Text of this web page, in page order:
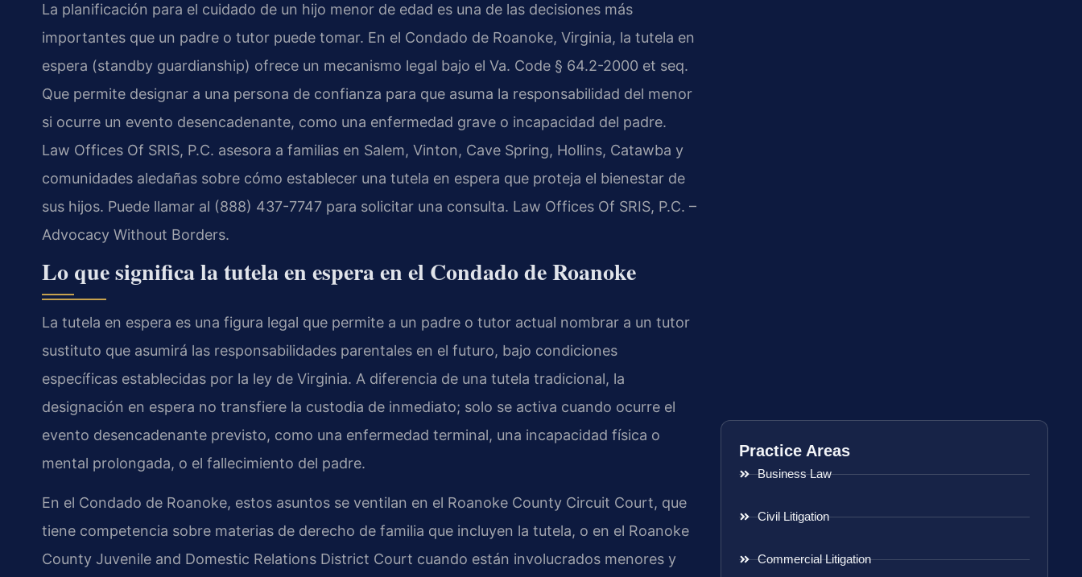
La planificación para el cuidado de un hijo menor de edad es una de las decisiones más
importantes que un padre o tutor puede tomar. En el Condado de Roanoke, Virginia, la tutela en
espera (standby guardianship) ofrece un mecanismo legal bajo el Va. Code § 64.2-2000 et seq.
Que permite designar a una persona de confianza para que asuma la responsabilidad del menor
si ocurre un evento desencadenante, como una enfermedad grave o incapacidad del padre.
Law Offices Of SRIS, P.C. asesora a familias en Salem, Vinton, Cave Spring, Hollins, Catawba y
comunidades aledañas sobre cómo establecer una tutela en espera que proteja el bienestar de
sus hijos. Puede llamar al (888) 437-7747 para solicitar una consulta. Law Offices Of SRIS, P.C. –
Advocacy Without Borders.
Lo que significa la tutela en espera en el Condado de Roanoke
La tutela en espera es una figura legal que permite a un padre o tutor actual nombrar a un tutor
sustituto que asumirá las responsabilidades parentales en el futuro, bajo condiciones
específicas establecidas por la ley de Virginia. A diferencia de una tutela tradicional, la
designación en espera no transfiere la custodia de inmediato; solo se activa cuando ocurre el
evento desencadenante previsto, como una enfermedad terminal, una incapacidad física o
mental prolongada, o el fallecimiento del padre.
En el Condado de Roanoke, estos asuntos se ventilan en el Roanoke County Circuit Court, que
tiene competencia sobre materias de derecho de familia que incluyen la tutela, o en el Roanoke
County Juvenile and Domestic Relations District Court cuando están involucrados menores y
Practice Areas
Business Law
Civil Litigation
Commercial Litigation